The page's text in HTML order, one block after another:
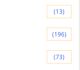
(13)
(196)
(73)